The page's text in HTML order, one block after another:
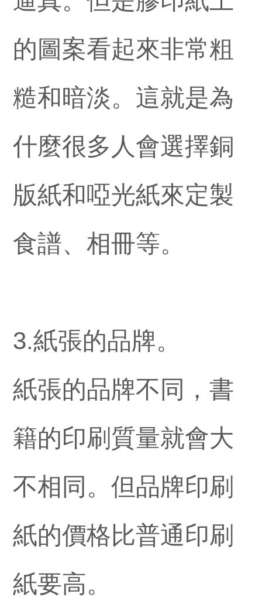
的圖案看起來非常粗
糙和暗淡。這就是為
什麼很多人會選擇銅
版紙和啞光紙來定製
食譜、相冊等。
3.紙張的品牌。
紙張的品牌不同，書
籍的印刷質量就會大
不相同。但品牌印刷
紙的價格比普通印刷
紙要高。